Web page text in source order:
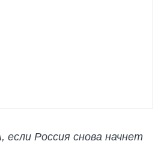
Россия снова начнет